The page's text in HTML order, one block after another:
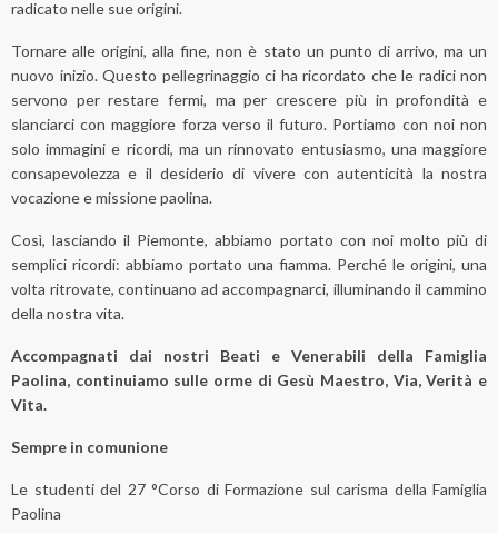
radicato nelle sue origini.
Tornare alle origini, alla fine, non è stato un punto di arrivo, ma un
nuovo inizio. Questo pellegrinaggio ci ha ricordato che le radici non
servono per restare fermi, ma per crescere più in profondità e
slanciarci con maggiore forza verso il futuro. Portiamo con noi non
solo immagini e ricordi, ma un rinnovato entusiasmo, una maggiore
consapevolezza e il desiderio di vivere con autenticità la nostra
vocazione e missione paolina.
Così, lasciando il Piemonte, abbiamo portato con noi molto più di
semplici ricordi: abbiamo portato una fiamma. Perché le origini, una
volta ritrovate, continuano ad accompagnarci, illuminando il cammino
della nostra vita.
Accompagnati dai nostri Beati e Venerabili della Famiglia
Paolina, continuiamo sulle orme di Gesù Maestro, Via, Verità e
Vita.
Sempre in comunione
Le studenti del 27 °Corso di Formazione sul carisma della Famiglia
Paolina